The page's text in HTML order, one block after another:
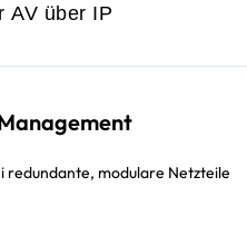
AV über IP
modulare Netzteile